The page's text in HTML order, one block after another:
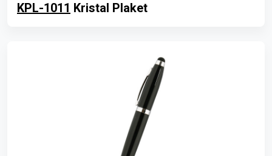
KPL-1011 Kristal Plaket